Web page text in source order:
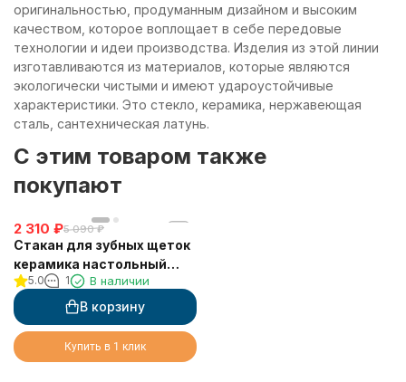
оригинальностью, продуманным дизайном и высоким
качеством, которое воплощает в себе передовые
технологии и идеи производства. Изделия из этой линии
изготавливаются из материалов, которые являются
экологически чистыми и имеют удароустойчивые
характеристики. Это стекло, керамика, нержавеющая
сталь, сантехническая латунь.
C этим товаром также
покупают
2 310 ₽5 090 ₽
Стакан для зубных щеток
керамика настольный
SCHEIN (7065013)
5.0 1 В наличии
В корзину
Купить в 1 клик